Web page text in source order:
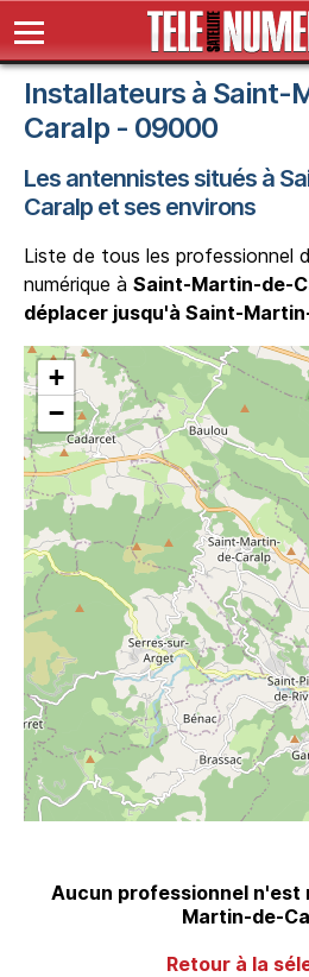
Installateurs à Saint-
Caralp - 09000
Les antennistes situés à
Caralp et ses environs
Liste de tous les professionnel
numérique à Saint-Martin-de-
déplacer jusqu'à Saint-
+
−
Aucun professionnel n'est
Martin-de-
Retour à la